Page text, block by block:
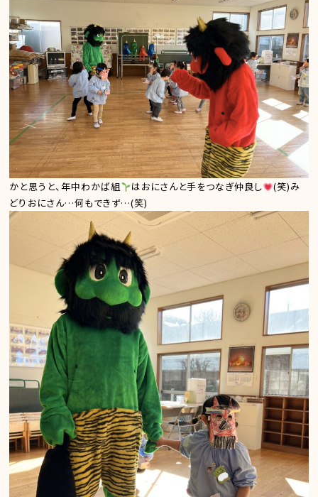
かと思うと、年中わかば組 はおにさんと手をつなぎ仲良し
(笑)み
どりおにさん…何もできず…(笑)